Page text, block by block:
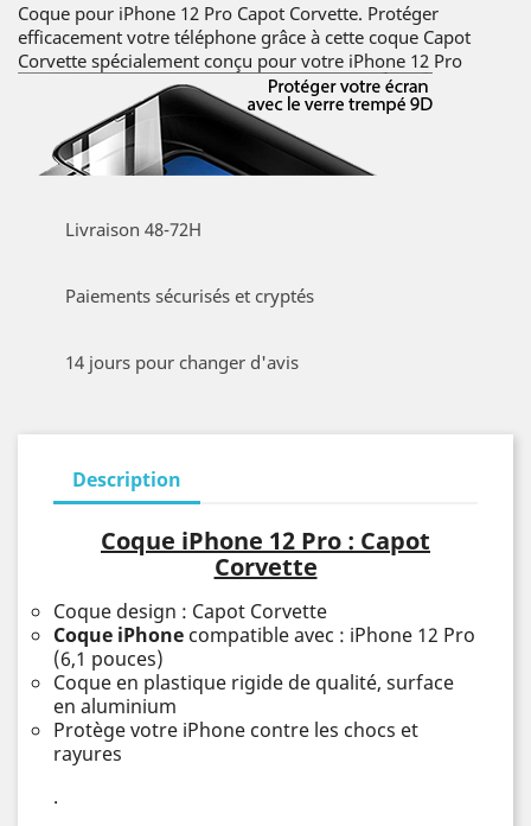
Coque pour iPhone 12 Pro Capot Corvette. Protéger
efficacement votre téléphone grâce à cette coque Capot
Corvette spécialement conçu pour votre iPhone 12 Pro
Livraison 48-72H
Paiements sécurisés et cryptés
14 jours pour changer d'avis
Description
Coque iPhone 12 Pro : Capot
Corvette
Coque design : Capot Corvette
Coque iPhone compatible avec : iPhone 12 Pro
(6,1 pouces)
Coque en plastique rigide de qualité, surface
en aluminium
Protège votre iPhone contre les chocs et
rayures
.